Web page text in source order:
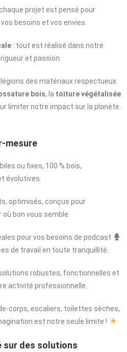
projet est pensé pour
besoins et vos envies.
: tout est réalisé dans notre
et passion.
des matériaux respectueux
bois, la toiture végétalisée
limiter notre impact sur la planète.
mesure
ou fixes, 100 % bois,
évolutives.
optimisés, conçus pour
où bon vous semble.
pour vos besoins de podcast
de travail en toute tranquillité.
robustes, fonctionnelles et
activité professionnelle.
corps, escaliers, toilettes sèches,
est notre seule limite !
sur des solutions